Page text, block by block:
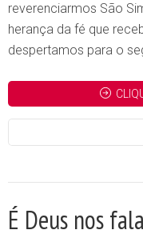
reverenciarmos São
herança da fé que
despertamos para o
É Deus nos